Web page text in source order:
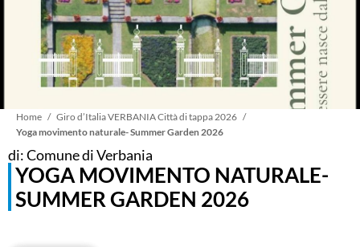
Briciole
di
pane
Home
Giro d’Italia VERBANIA Città di tappa 2026
Yoga movimento naturale- Summer Garden 2026
di: Comune di Verbania
YOGA MOVIMENTO NATURALE-
SUMMER GARDEN 2026